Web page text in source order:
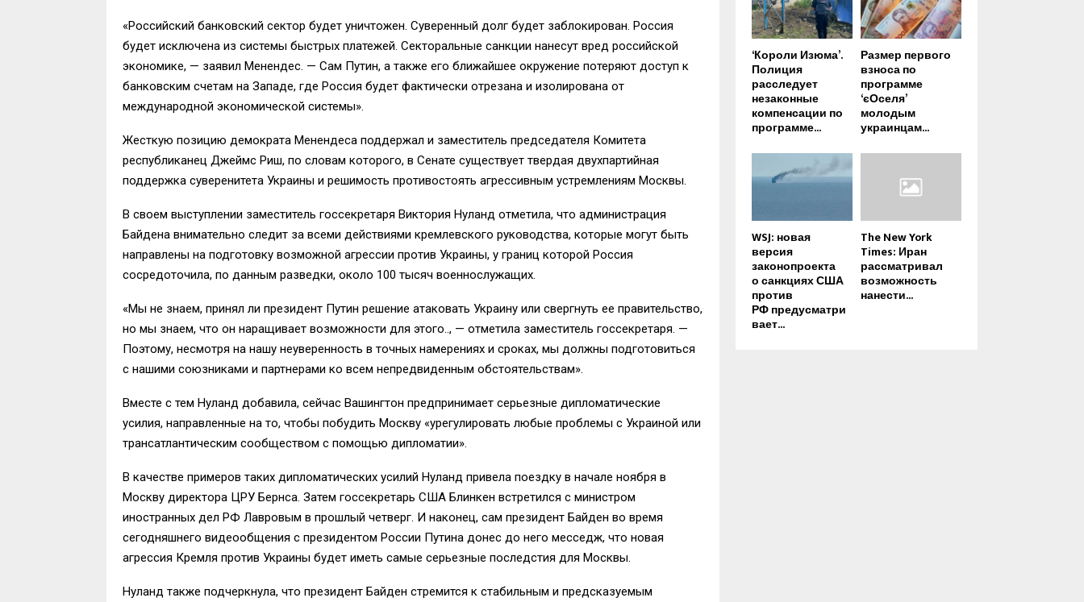
«Российский банковский сектор будет уничтожен. Суверенный долг будет заблокирован. Россия
будет исключена из системы быстрых платежей. Секторальные санкции нанесут вред российской
экономике, — заявил Менендес. — Сам Путин, а также его ближайшее окружение потеряют доступ к
банковским счетам на Западе, где Россия будет фактически отрезана и изолирована от
международной экономической системы».
Жесткую позицию демократа Менендеса поддержал и заместитель председателя Комитета
республиканец Джеймс Риш, по словам которого, в Сенате существует твердая двухпартийная
поддержка суверенитета Украины и решимость противостоять агрессивным устремлениям Москвы.
В своем выступлении заместитель госсекретаря Виктория Нуланд отметила, что администрация
Байдена внимательно следит за всеми действиями кремлевского руководства, которые могут быть
направлены на подготовку возможной агрессии против Украины, у границ которой Россия
сосредоточила, по данным разведки, около 100 тысяч военнослужащих.
«Мы не знаем, принял ли президент Путин решение атаковать Украину или свергнуть ее правительство,
но мы знаем, что он наращивает возможности для этого.., — отметила заместитель госсекретаря. —
Поэтому, несмотря на нашу неуверенность в точных намерениях и сроках, мы должны подготовиться
с нашими союзниками и партнерами ко всем непредвиденным обстоятельствам».
Вместе с тем Нуланд добавила, сейчас Вашингтон предпринимает серьезные дипломатические
усилия, направленные на то, чтобы побудить Москву «урегулировать любые проблемы с Украиной или
трансатлантическим сообществом с помощью дипломатии».
В качестве примеров таких дипломатических усилий Нуланд привела поездку в начале ноября в
Москву директора ЦРУ Бернса. Затем госсекретарь США Блинкен встретился с министром
иностранных дел РФ Лавровым в прошлый четверг. И наконец, сам президент Байден во время
сегодняшнего видеообщения с президентом России Путина донес до него месседж, что новая
агрессия Кремля против Украины будет иметь самые серьезные последстия для Москвы.
Нуланд также подчеркнула, что президент Байден стремится к стабильным и предсказуемым
‘Короли Изюма’.
Полиция
расследует
незаконные
компенсации по
программе...
Размер первого
взноса по
программе
‘єОселя’
молодым
украинцам...
WSJ: новая
версия
законопроекта
о санкциях США
против
РФ предусматри
вает...
The New York
Times: Иран
рассматривал
возможность
нанести...